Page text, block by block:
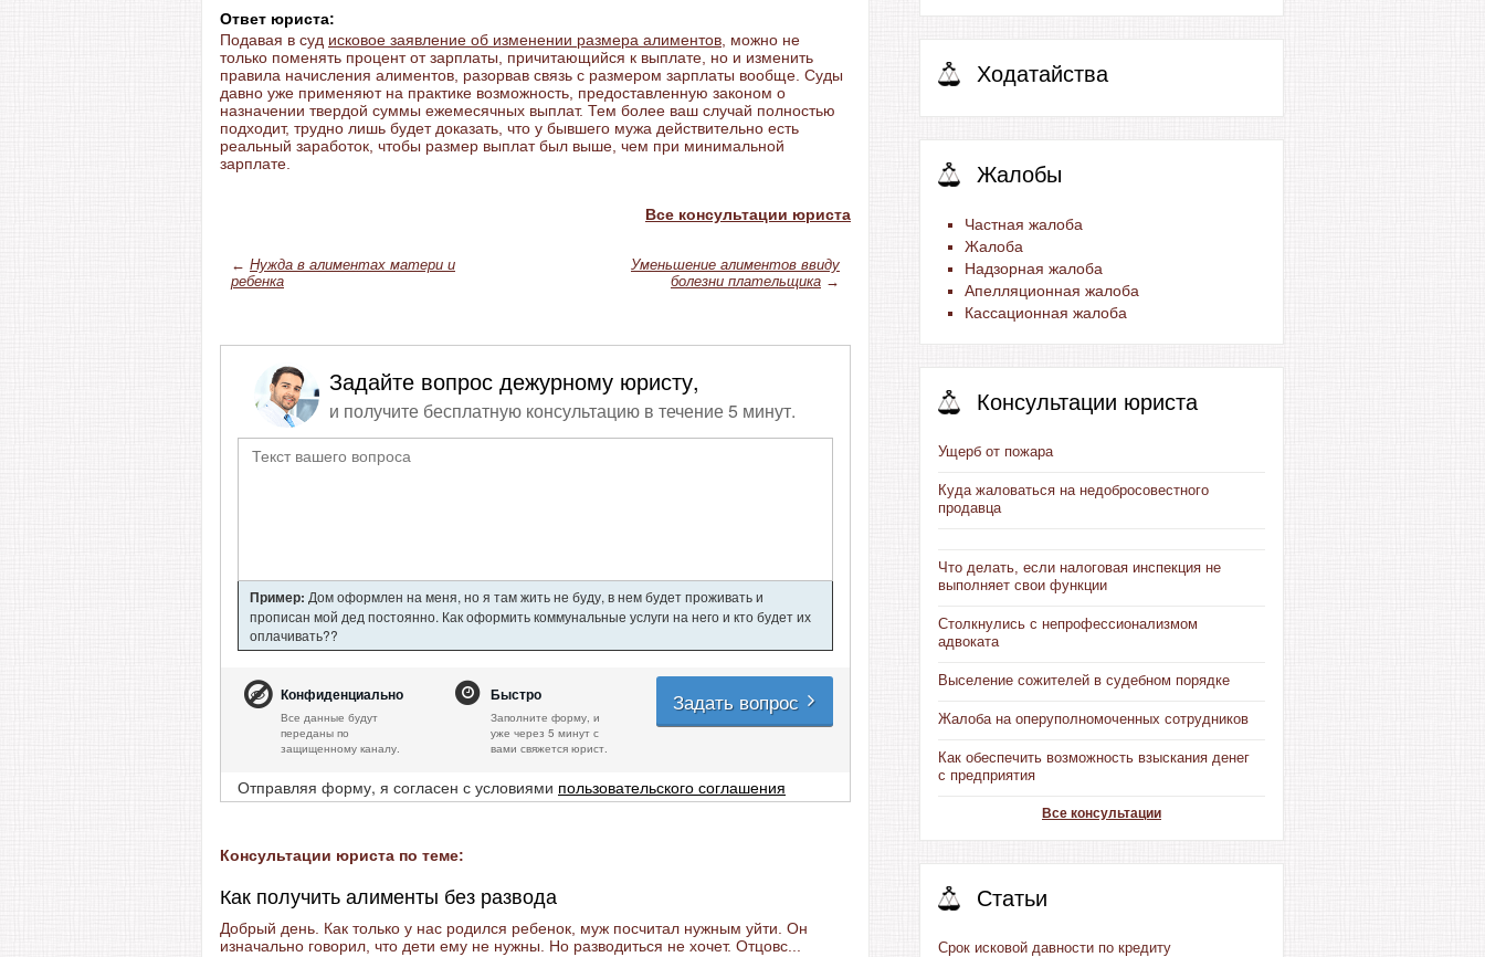
Ответ юриста:
Подавая в суд исковое заявление об изменении размера алиментов , можно не
только поменять процент от зарплаты, причитающийся к выплате, но и изменить
правила начисления алиментов, разорвав связь с размером зарплаты вообще. Суды
давно уже применяют на практике возможность, предоставленную законом о
назначении твердой суммы ежемесячных выплат. Тем более ваш случай полностью
подходит, трудно лишь будет доказать, что у бывшего мужа действительно есть
реальный заработок, чтобы размер выплат был выше, чем при минимальной
зарплате.
Все консультации юриста
← Нужда в алиментах матери и
ребенка
Уменьшение алиментов ввиду
болезни плательщика →
Задайте вопрос дежурному юристу,
и получите бесплатную консультацию в течение 5 минут.
Пример: Дом оформлен на меня, но я там жить не буду, в нем будет проживать и
прописан мой дед постоянно. Как оформить коммунальные услуги на него и кто будет их
оплачивать??
Конфиденциально
Все данные будут
переданы по
защищенному каналу.
Быстро
Заполните форму, и
уже через 5 минут с
вами свяжется юрист.
Задать вопрос
Отправляя форму, я согласен с условиями пользовательского соглашения
Консультации юриста по теме:
Как получить алименты без развода
Добрый день. Как только у нас родился ребенок, муж посчитал нужным уйти. Он
изначально говорил, что дети ему не нужны. Но разводиться не хочет. Отцовс...
Ходатайства
Жалобы
Частная жалоба
Жалоба
Надзорная жалоба
Апелляционная жалоба
Кассационная жалоба
Консультации юриста
Ущерб от пожара
Куда жаловаться на недобросовестного
продавца
Что делать, если налоговая инспекция не
выполняет свои функции
Столкнулись с непрофессионализмом
адвоката
Выселение сожителей в судебном порядке
Жалоба на оперуполномоченных сотрудников
Как обеспечить возможность взыскания денег
с предприятия
Все консультации
Статьи
Срок исковой давности по кредиту